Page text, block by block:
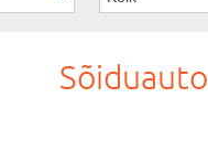
Sõiduauto